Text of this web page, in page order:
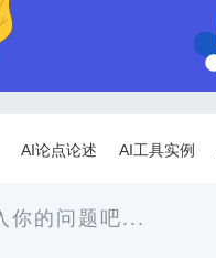
AI论点论述 AI工具实例